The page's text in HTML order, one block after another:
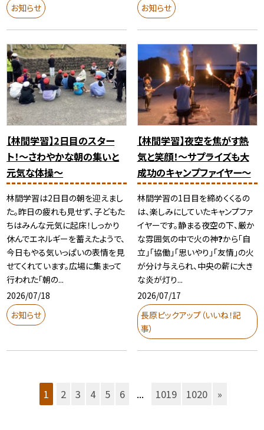
お知らせ
お知らせ
【林間学習】2日目のスター
ト！〜さわやかな朝の集いと
元気な体操〜
林間学習は2日目の朝を迎えまし
た。昨日の疲れも見せず、子どもた
ちはみんな元気に起床！しっかり
休んでエネルギーを蓄えたようで、
今日もやる気いっぱいの表情を見
せてくれています。広場に集まって
行われた「朝の...
2026/07/18
お知らせ
【林間学習】夜空を焦がす熱
気と笑顔！～サプライズも大
成功のキャンプファイヤー～
林間学習の1日目を締めくくるの
は、楽しみにしていたキャンプファ
イヤーです。静まる夜空の下、厳か
な雰囲気の中で火の神❓から「自
立」「協働」「思いやり」「友情」の火
が分け与えられ、中央の薪に大き
な炎が灯り...
2026/07/17
長原ピックアップ（いいね！記
事）
1 2 3 4 5 6 ... 1019 1020 »